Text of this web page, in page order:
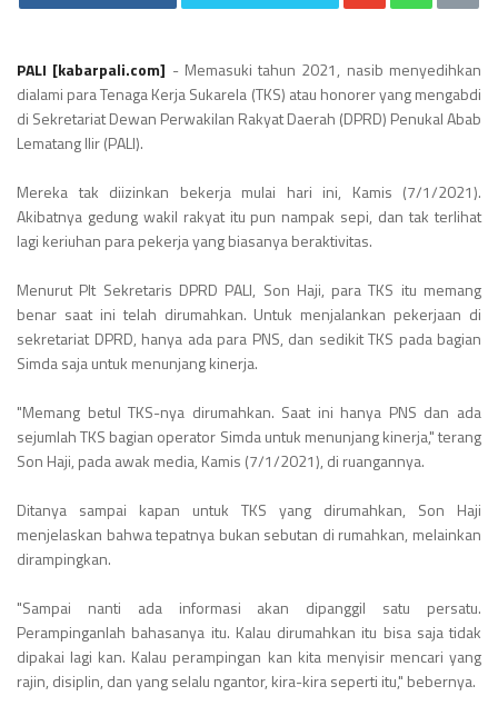
PALI [kabarpali.com] - Memasuki tahun 2021, nasib menyedihkan
dialami para Tenaga Kerja Sukarela (TKS) atau honorer yang mengabdi
di Sekretariat Dewan Perwakilan Rakyat Daerah (DPRD) Penukal Abab
Lematang Ilir (PALI).
Mereka tak diizinkan bekerja mulai hari ini, Kamis (7/1/2021).
Akibatnya gedung wakil rakyat itu pun nampak sepi, dan tak terlihat
lagi keriuhan para pekerja yang biasanya beraktivitas.
Menurut Plt Sekretaris DPRD PALI, Son Haji, para TKS itu memang
benar saat ini telah dirumahkan. Untuk menjalankan pekerjaan di
sekretariat DPRD, hanya ada para PNS, dan sedikit TKS pada bagian
Simda saja untuk menunjang kinerja.
"Memang betul TKS-nya dirumahkan. Saat ini hanya PNS dan ada
sejumlah TKS bagian operator Simda untuk menunjang kinerja," terang
Son Haji, pada awak media, Kamis (7/1/2021), di ruangannya.
Ditanya sampai kapan untuk TKS yang dirumahkan, Son Haji
menjelaskan bahwa tepatnya bukan sebutan di rumahkan, melainkan
dirampingkan.
"Sampai nanti ada informasi akan dipanggil satu persatu.
Perampinganlah bahasanya itu. Kalau dirumahkan itu bisa saja tidak
dipakai lagi kan. Kalau perampingan kan kita menyisir mencari yang
rajin, disiplin, dan yang selalu ngantor, kira-kira seperti itu," bebernya.